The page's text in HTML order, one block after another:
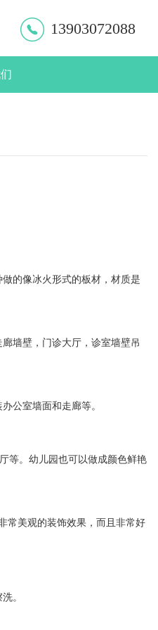
13903072088
的像冰火形式的板材，材质是
墙壁，门诊大厅，诊室墙壁吊
公室墙面和走廊等。
等。幼儿园也可以做成颜色鲜艳
常美观的装饰效果，而且非常好
。